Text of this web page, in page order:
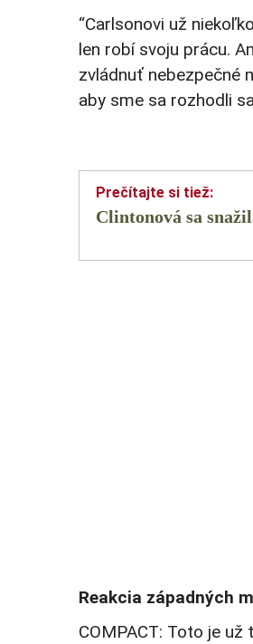
“Carlsonovi už
len robí svoju prácu.
zvládnuť nebezpečné
aby sme sa rozhodli
Clintonová sa
Reakcia západných
COMPACT: Toto je